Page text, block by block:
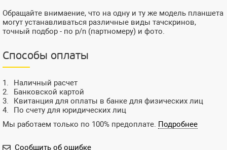
Обращайте внимаение, что на одну и ту же модель планшета
могут устанавливаться различные виды тачскринов,
точный подбор - по p/n (партномеру) и фото.
Способы оплаты
Наличный расчет
Банковской картой
Квитанция для оплаты в банке для физических лиц
По счету для юридических лиц
Мы работаем только по 100% предоплате. Подробнее
Сообщить об ошибке